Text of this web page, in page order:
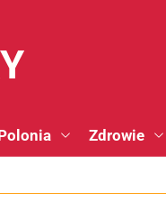
Zdrowie